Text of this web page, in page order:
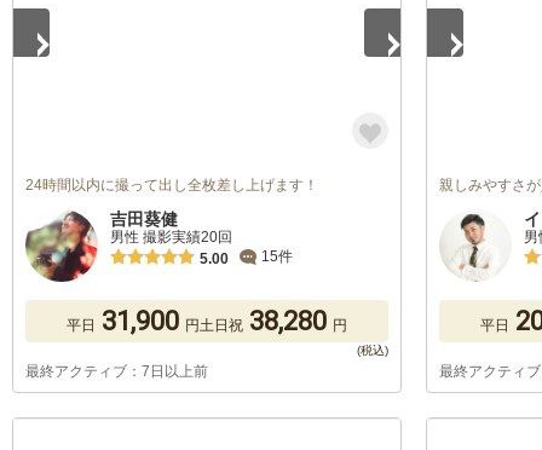
24時間以内に撮って出し全枚差し上げます！
吉田葵健
男性 撮影実績20回
5.00
15件
平日 31,900 円土日祝 38,280 円
最終アクティブ：7日以上前
親しみやすさ
平日
最終アクティ